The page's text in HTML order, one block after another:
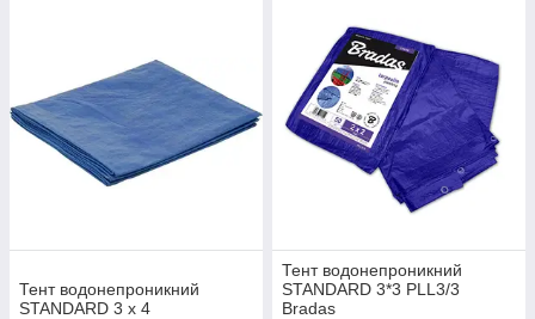
Тент водонепроникний
STANDARD 3 x 4
Тент водонепроникний
STANDARD 3*3 PLL3/3
Bradas